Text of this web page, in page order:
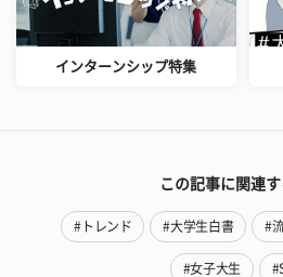
インターンシップ特集
この記事に関連
#トレンド #大学生白書 #
#女子大生